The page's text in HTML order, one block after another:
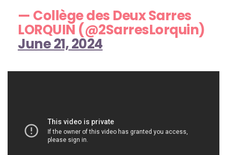
— Collège des Deux Sarres
LORQUIN (@2SarresLorquin)
June 21, 2024